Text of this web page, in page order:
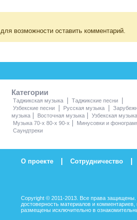
для возможности оставить комментарий.
Категории
Таджикская музыка Таджикские песни
Узбекские песни Русская музыка
музыка
Восточная музыка Узбекская музыка
Музыка 70-х 80-х 90-х Минусовки и
Саундтреки
О проекте | Сотрудничество |
Copyright © 2011-2013. Все права защищены.
достоверность материалов и
размещены исключительно в